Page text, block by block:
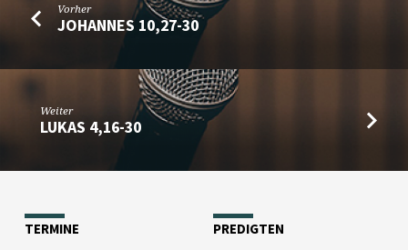
Vorher
JOHANNES 10,27-30
Weiter
LUKAS 4,16-30
TERMINE PREDIGTEN